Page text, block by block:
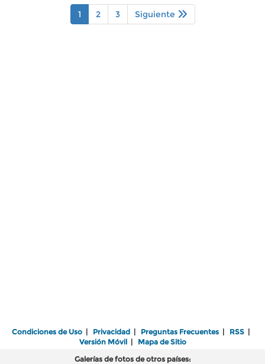
1 2 3 Siguiente
Condiciones de Uso | Privacidad | Preguntas Frecuentes | RSS |
Versión Móvil| Mapa de Sitio
Galerías de fotos de otros países: